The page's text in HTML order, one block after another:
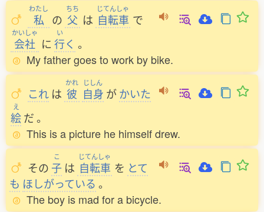
わたし
私 の
ちち
父 は
じてんしゃ
自転車 で
かいしゃ
会社 に
い
行く 。
My father goes to work by bike.
これ は
かれ
彼
じしん
自身 がかいた
え
絵だ。
This is a picture he himself drew.
その
こ
子 は
じてんしゃ
自転車 を とて
も ほしがっている 。
The boy is mad for a bicycle.